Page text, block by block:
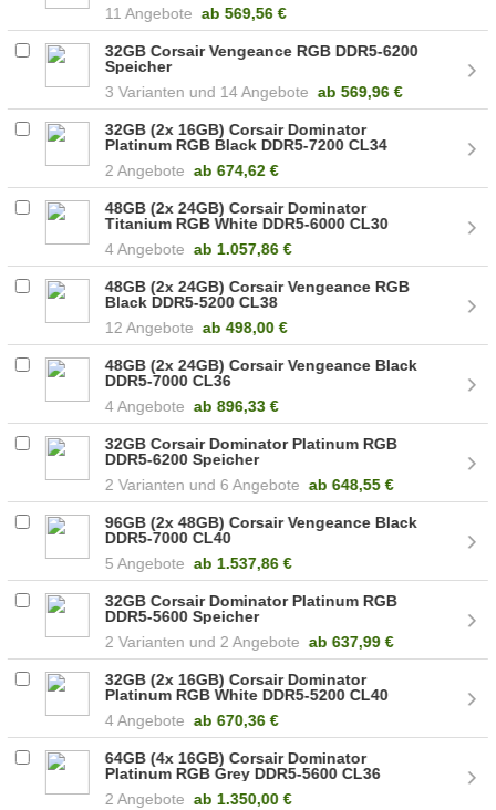
11 Angebote ab 569,56 €
32GB Corsair Vengeance RGB DDR5-6200
Speicher
3
14 Angebote ab 569,96 €
32GB (2x 16GB) Corsair Dominator
Platinum RGB Black DDR5-7200 CL34
2 Angebote ab 674,62 €
48GB (2x 24GB) Corsair Dominator
Titanium RGB White DDR5-6000 CL30
4 Angebote ab 1.057,86 €
48GB (2x 24GB) Corsair Vengeance RGB
Black DDR5-5200 CL38
12 Angebote ab498,00 €
48GB (2x 24GB) Corsair Vengeance Black
DDR5-7000 CL36
4 Angebote ab 896,33 €
32GB Corsair Dominator Platinum RGB
DDR5-6200 Speicher
2
6 Angebote ab 648,55 €
96GB (2x 48GB) Corsair Vengeance Black
DDR5-7000 CL40
5 Angebote ab 1.537,86 €
32GB Corsair Dominator Platinum RGB
DDR5-5600 Speicher
2
2 Angebote ab 637,99 €
32GB (2x 16GB) Corsair Dominator
Platinum RGB White DDR5-5200 CL40
4 Angebote ab 670,36 €
64GB (4x 16GB) Corsair Dominator
Platinum RGB Grey DDR5-5600 CL36
2 Angebote ab 1.350,00 €